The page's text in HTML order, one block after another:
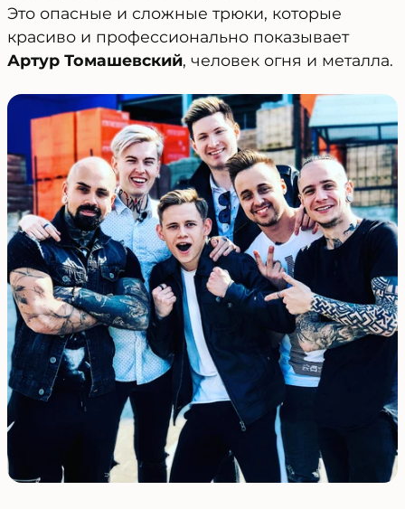
Это опасные и сложные трюки, которые
красиво и профессионально показывает
Артур Томашевский, человек огня и металла.